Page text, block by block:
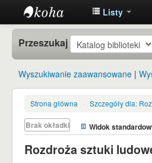
Instytut
Etnologii i
Antropologii
Kulturowej
UW
Listy
Przeszukaj
Wyszukiwanie zaawansowane
Strona główna › Szczegóły dla:
Brak okładki Widok
Rozdroża sztuki